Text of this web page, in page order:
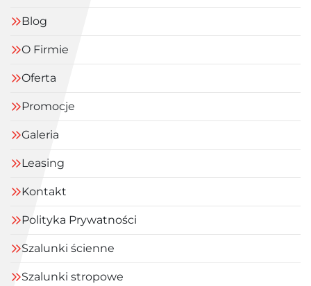
Blog
O Firmie
Oferta
Promocje
Galeria
Leasing
Kontakt
Polityka Prywatności
Szalunki ścienne
Szalunki stropowe